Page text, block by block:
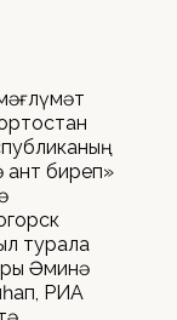
ант биреп»
турала
Әминә
РИА